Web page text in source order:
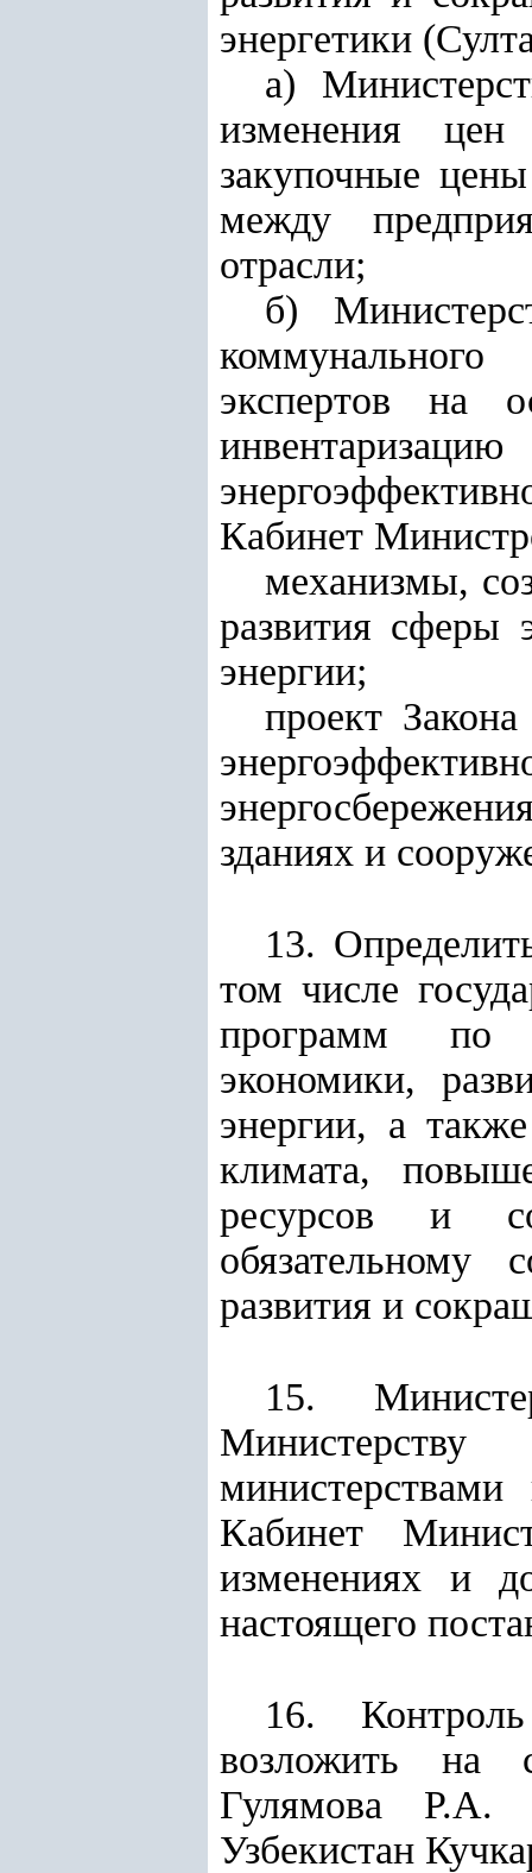
энергетики
а)
изменения
закупочные
между
отрасли;
б)
экспертов на
Кабинет
механизмы,
развития сферы
энергии;
проект
зданиях и
13.
том числе
программ по
экономики,
энергии, а
климата,
ресурсов и
обязательному
развития и
15.
Кабинет
изменениях и
настоящего
16.
возложить на
Гулямова Р.А.
Узбекистан